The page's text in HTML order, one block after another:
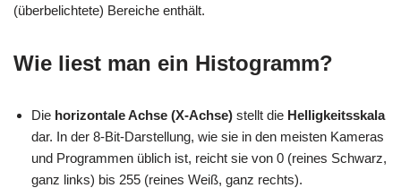
(überbelichtete) Bereiche enthält.
Wie liest man ein Histogramm?
Die horizontale Achse (X-Achse) stellt die Helligkeitsskala
dar. In der 8-Bit-Darstellung, wie sie in den meisten Kameras
und Programmen üblich ist, reicht sie von 0 (reines Schwarz,
ganz links) bis 255 (reines Weiß, ganz rechts).